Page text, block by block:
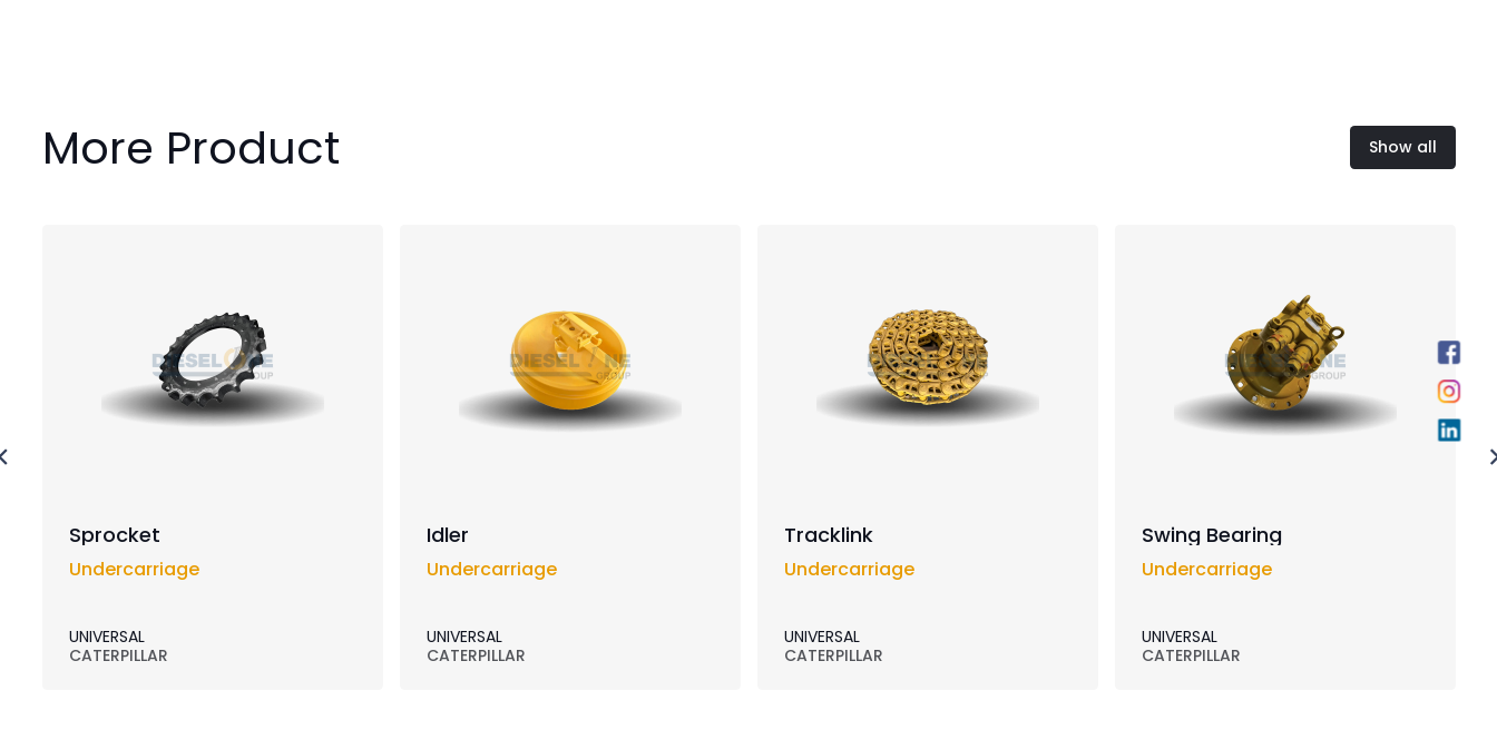
More Product Show all
Sprocket
Undercarriage
UNIVERSAL
CATERPILLAR
Idler
Undercarriage
UNIVERSAL
CATERPILLAR
Tracklink
Undercarriage
UNIVERSAL
CATERPILLAR
Swing Bearing
Undercarriage
UNIVERSAL
CATERPILLAR